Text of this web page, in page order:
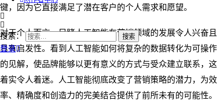
搜索：
登录
键，因为它直接满足了潜在客户的个人需求和愿望。
对于个人而言，目睹人工智能在营销领域的发展令人兴奋且
具有启发性。看到人工智能如何将复杂的数据转化为可操作
的见解，使品牌能够以更有意义的方式与受众建立联系，这
着实令人着迷。人工智能彻底改变了营销策略的潜力，为效
率、精确度和创造力的完美结合提供了前所未有的可能性。